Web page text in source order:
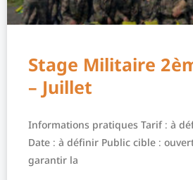
Stage Militaire
– Juillet
Informations pratiques Tarif : à
Date : à définir Public cible :
garantir la